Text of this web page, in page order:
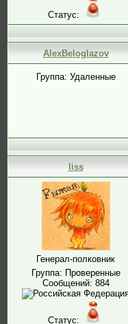
Статус:
AlexBeloglazov
Группа: Удаленные
liss
Генерал-полковник
Группа: Проверенные
Сообщений: 884
Статус: